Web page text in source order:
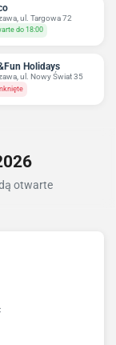
ul. Targowa 72
do 18:00
Holidays
ul. Nowy Świat 35
otwarte